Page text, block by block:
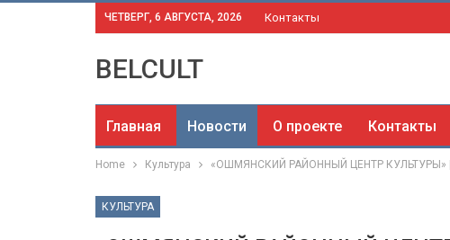
ЧЕТВЕРГ, 6 АВГУСТА, 2026 Контакты
BELCULT
Главная Новости О проекте Контакты
Home Культура «ОШМЯНСКИЙ РАЙОННЫЙ ЦЕНТР КУЛЬТУРЫ»
КУЛЬТУРА